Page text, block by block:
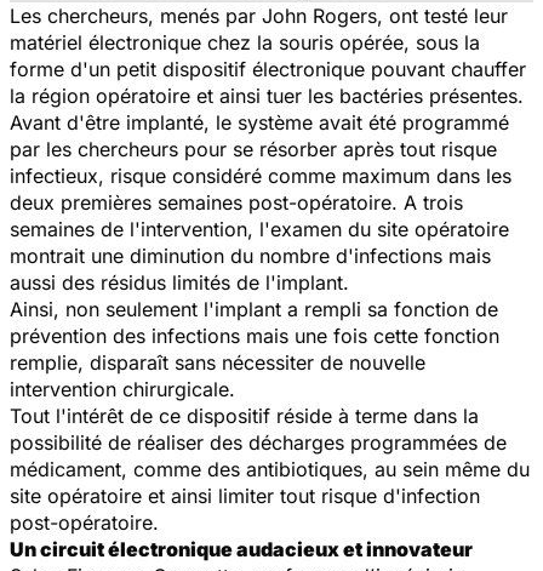
Les chercheurs, menés par John Rogers, ont testé leur
matériel électronique chez la souris opérée, sous la
forme d'un petit dispositif électronique pouvant chauffer
la région opératoire et ainsi tuer les bactéries présentes.
Avant d'être implanté, le système avait été programmé
par les chercheurs pour se résorber après tout risque
infectieux, risque considéré comme maximum dans les
deux premières semaines post-opératoire. A trois
semaines de l'intervention, l'examen du site opératoire
montrait une diminution du nombre d'infections mais
aussi des résidus limités de l'implant.
Ainsi, non seulement l'implant a rempli sa fonction de
prévention des infections mais une fois cette fonction
remplie, disparaît sans nécessiter de nouvelle
intervention chirurgicale.
Tout l'intérêt de ce dispositif réside à terme dans la
possibilité de réaliser des décharges programmées de
médicament, comme des antibiotiques, au sein même du
site opératoire et ainsi limiter tout risque d'infection
post-opératoire.
Un circuit électronique audacieux et innovateur